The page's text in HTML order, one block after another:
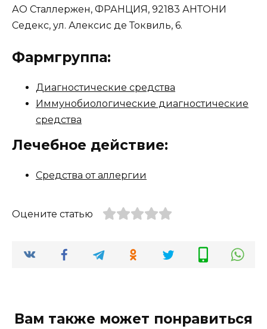
АО Сталлержен, ФРАНЦИЯ, 92183 АНТОНИ
Седекс, ул. Алексис де Токвиль, 6.
Фармгруппа:
Диагностические средства
Иммунобиологические диагностические
средства
Лечебное действие:
Средства от аллергии
Оцените статью
Вам также может понравиться